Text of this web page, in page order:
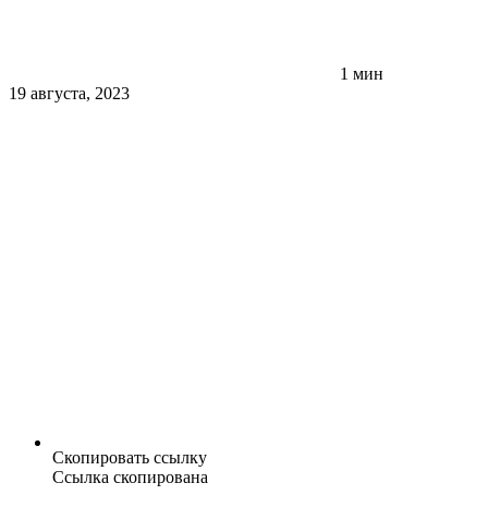
1 мин
19 августа, 2023
Скопировать ссылку
Ссылка скопирована